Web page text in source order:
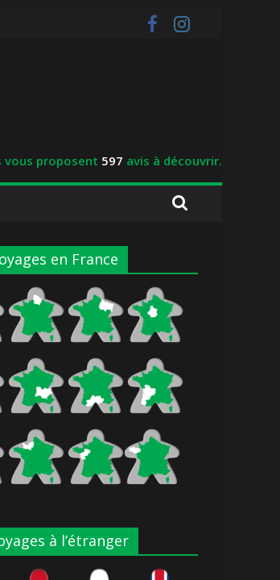
vous proposent 597 avis à découvrir.
en France
à l’étranger